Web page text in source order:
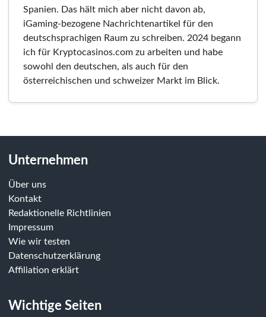
Spanien. Das hält mich aber nicht davon ab,
iGaming-bezogene Nachrichtenartikel für den
deutschsprachigen Raum zu schreiben. 2024 begann
ich für Kryptocasinos.com zu arbeiten und habe
sowohl den deutschen, als auch für den
österreichischen und schweizer Markt im Blick.
Unternehmen
Über uns
Kontakt
Redaktionelle Richtlinien
Impressum
Wie wir testen
Datenschutzerklärung
Affiliation erklärt
Wichtige Seiten